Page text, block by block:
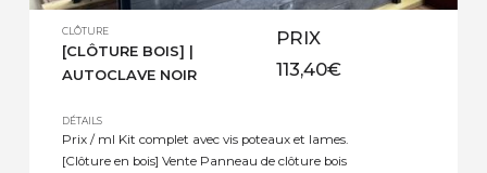
CLÔTURE
[CLÔTURE BOIS] |
AUTOCLAVE NOIR
PRIX
113,40€
DÉTAILS
Prix / ml Kit complet avec vis poteaux et lames.
[Clôture en bois] Vente Panneau de clôture bois